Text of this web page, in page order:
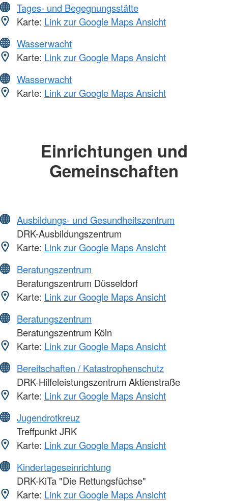
Tages- und Begegnungsstätte
Karte: Link zur Google Maps Ansicht
Wasserwacht
Karte: Link zur Google Maps Ansicht
Wasserwacht
Karte: Link zur Google Maps Ansicht
Einrichtungen und
Gemeinschaften
Ausbildungs- und Gesundheitszentrum
DRK-Ausbildungszentrum
Karte: Link zur Google Maps Ansicht
Beratungszentrum
Beratungszentrum Düsseldorf
Karte: Link zur Google Maps Ansicht
Beratungszentrum
Beratungszentrum Köln
Karte: Link zur Google Maps Ansicht
Bereitschaften / Katastrophenschutz
DRK-Hilfeleistungszentrum Aktienstraße
Karte: Link zur Google Maps Ansicht
Jugendrotkreuz
Treffpunkt JRK
Karte: Link zur Google Maps Ansicht
Kindertageseinrichtung
DRK-KiTa "Die Rettungsfüchse"
Karte: Link zur Google Maps Ansicht